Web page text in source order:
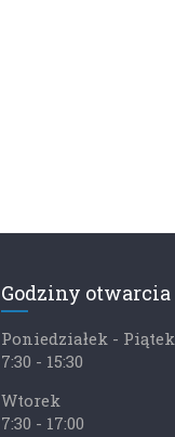
Godziny otwarcia
Poniedziałek - Piątek
7:30 - 15:30
Wtorek
7:30 - 17:00